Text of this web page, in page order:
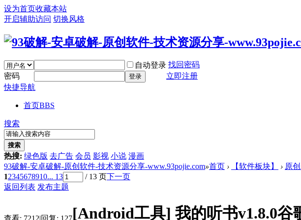
设为首页收藏本站
开启辅助访问 切换风格
自动登录 找回密码
密码
登录
立即注册
快捷导航
首页BBS
搜索
搜索
热搜: 绿色版 去广告 会员 影视 小说 漫画
93破解-安卓破解-原创软件-技术资源分享-www.93pojie.com»首页 › 【软件板块】 › 原
12345678910... 13 / 13 页下一页
返回列表 发布主题
查看: 7212|回复: 127[Android工具] 我的听书v1.8.0